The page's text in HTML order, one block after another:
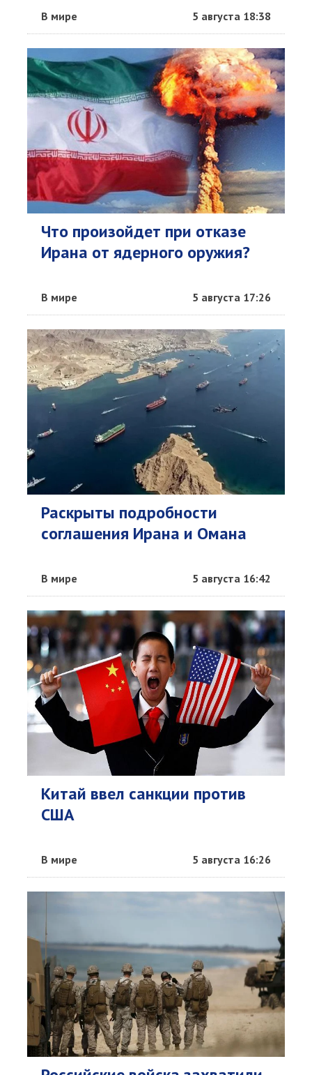
В мире 5 августа 18:38
Что произойдет при отказе
Ирана от ядерного оружия?
В мире 5 августа 17:26
Раскрыты подробности
соглашения Ирана и Омана
В мире 5 августа 16:42
Китай ввел санкции против
США
В мире 5 августа 16:26